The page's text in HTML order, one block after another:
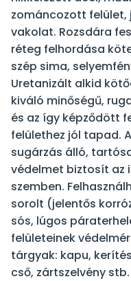
zománcozott
vakolat. Rozsdára
réteg felhordása
szép sima,
Uretanizált alkid
kiváló minőségű,
és az így képződött
felülethez jól tapad.
sugárzás álló,
védelmet biztosít az
szemben.
sorolt (jelentős
sós, lúgos
felületeinek
tárgyak: kapu,
cső, zártszelvény stb.